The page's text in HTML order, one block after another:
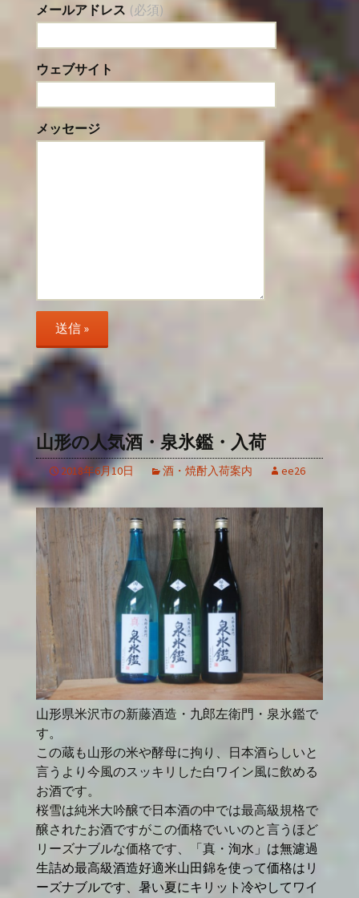
メールアドレス (必須)
ウェブサイト
メッセージ
山形の人気酒・泉氷鑑・入荷
2018年6月10日 酒・焼酎入荷案内 ee26
山形県米沢市の新藤酒造・九郎左衛門・泉氷鑑で
す。
この蔵も山形の米や酵母に拘り、日本酒らしいと
言うより今風のスッキリした白ワイン風に飲める
お酒です。
桜雪は純米大吟醸で日本酒の中では最高級規格で
醸されたお酒ですがこの価格でいいのと言うほど
リーズナブルな価格です、「真・ 洵水」は無濾過
生詰め最高級酒造好適米山田錦を使って価格はリ
ーズナブルです、暑い夏にキリット冷やして ワイ